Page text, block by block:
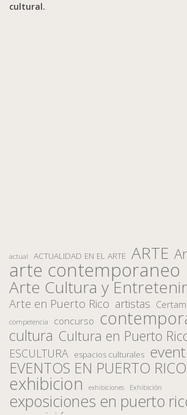
cultural.
actual ACTUALIDAD EN EL ARTE ARTE
arte contemporaneo
Arte Cultura y
Arte en Puerto Rico artistas
competencia concurso
cultura Cultura en Puerto
ESCULTURA espacios culturales
EVENTOS EN PUERTO RICO
exhibicion exhibiciones Exhibición
exposiciones en puerto